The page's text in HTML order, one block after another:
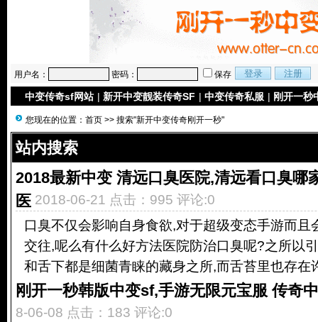
用户名： 密码： 保存
中变传奇sf网站 | 新开中变靓装传奇SF | 中变传奇私服 | 刚开一秒
您现在的位置： 首页 >> 搜索"新开中变传奇刚开一秒"
站内搜索
2018最新中变 清远口臭医院,清远看口臭哪
医 2018-06-21 点击：995 评论:0
口臭不仅会影响自身食欲,对于超级变态手游而且
交往,呢么有什么好方法医院防治口臭呢?之所以
和舌下都是细菌青睐的藏身之所,而舌苔里也存在
刚开一秒韩版中变sf,手游无限元宝服 传奇
8-06-08 点击：183 评论:0